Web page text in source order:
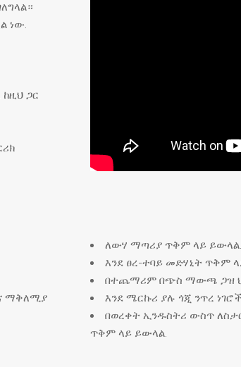
ነው.
ጋር
ማቅለሚያ
ለውሃ ማጣሪያ ጥቅም ላይ ይውላል.
እንደ ፀረ-ተባይ መድሃኒት ጥቅም
በተጨማሪም በጭስ ማውጫ ጋዝ
እንደ ሜርኩሪ ያሉ ጎጂ ንጥረ
በወረቀት ኢንዱስትሪ ውስጥ
ጥቅም ላይ ይውላል.